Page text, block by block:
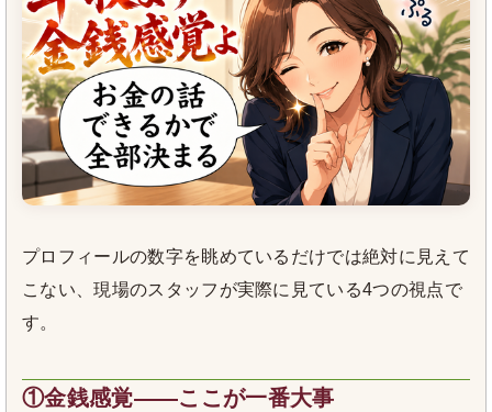
プロフィールの数字を眺めているだけでは絶対に見えて
こない、現場のスタッフが実際に見ている4つの視点で
す。
①金銭感覚――ここが一番大事